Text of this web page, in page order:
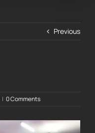
Previous
| 0 Comments